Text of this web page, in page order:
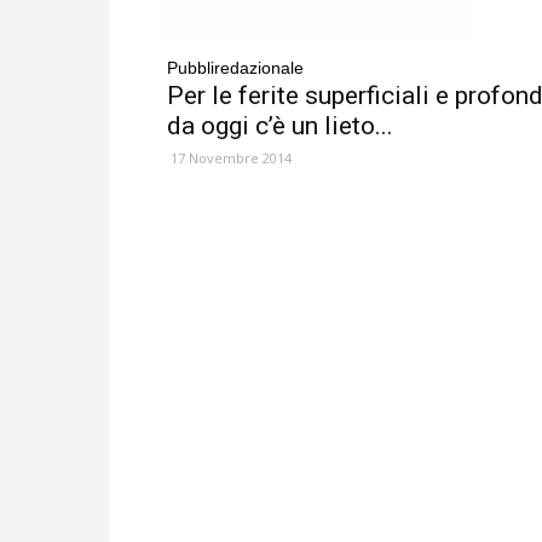
Pubbliredazionale
Per le ferite superficiali e
da oggi c’è un lieto...
17 Novembre 2014